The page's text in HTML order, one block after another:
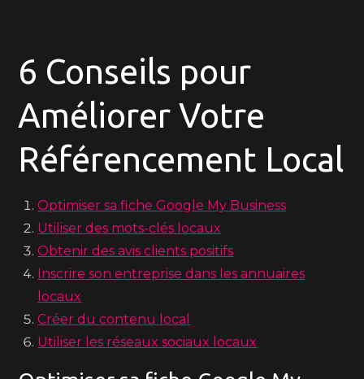
6 Conseils pour
Améliorer Votre
Référencement Local
Optimiser sa fiche Google My Business
Utiliser des mots-clés locaux
Obtenir des avis clients positifs
Inscrire son entreprise dans les annuaires
locaux
Créer du contenu local
Utiliser les réseaux sociaux locaux